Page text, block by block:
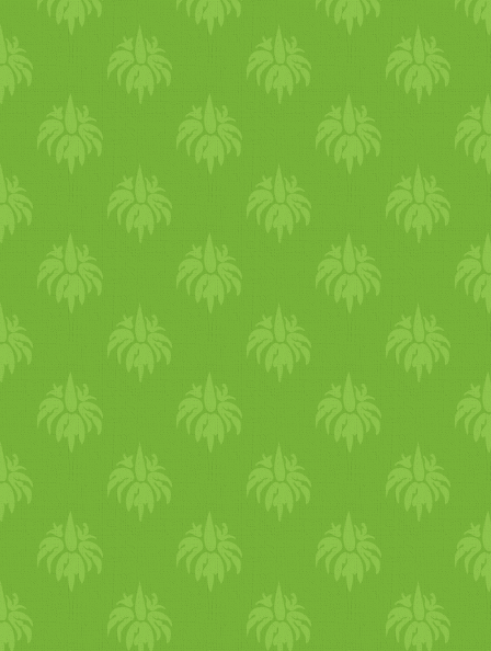
autóba, és a bázisról
utca felől közelítettük meg
és segítőnk, Ilona (aki
beszélangol ul), már
fiúval, hogy segít.
elkezdtek jönni, sorba
aluljáróhoz képest beljebb
Ekkor néhányan
jelezni feléjük (pl.angol
hogyétel
osztás van,